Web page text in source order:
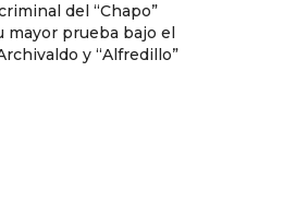
del “Chapo”
mayor prueba bajo el
y “Alfredillo”